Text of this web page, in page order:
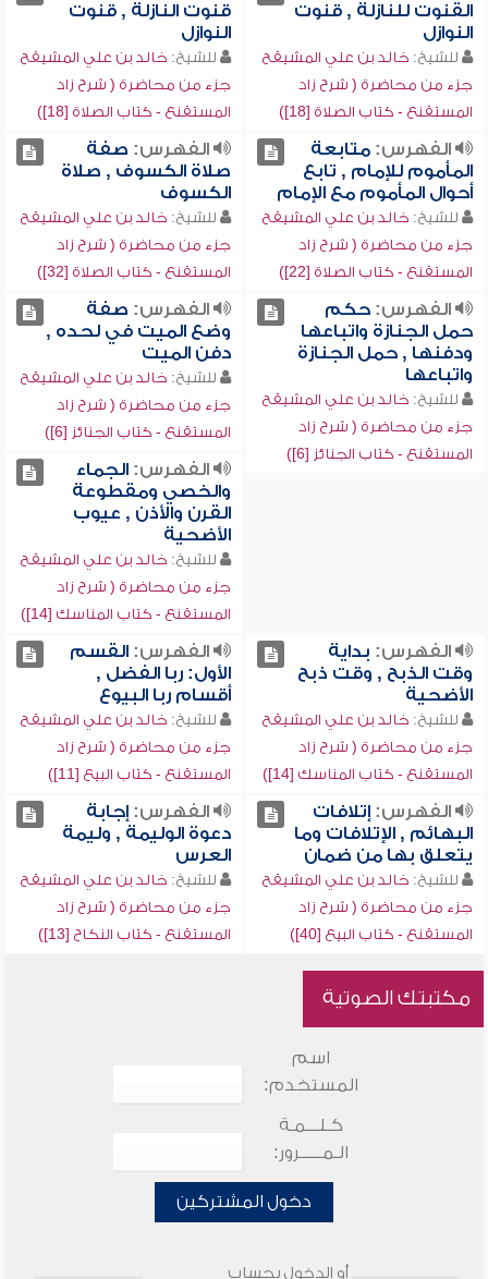
القنوت للنازلة , قنوت
النوازل
للشيخ: خالد بن علي المشيقح
جزء من محاضرة ( شرح زاد
المستقنع - كتاب الصلاة [18])
قنوت النازلة , قنوت
النوازل
للشيخ: خالد بن علي المشيقح
جزء من محاضرة ( شرح زاد
المستقنع - كتاب الصلاة [18])
الفهرس:متابعة
المأموم للإمام , تابع
أحوال المأموم مع الإمام
للشيخ: خالد بن علي المشيقح
جزء من محاضرة ( شرح زاد
المستقنع - كتاب الصلاة [22])
الفهرس: صفة
صلاة الكسوف , صلاة
الكسوف
للشيخ: خالد بن علي المشيقح
جزء من محاضرة ( شرح زاد
المستقنع - كتاب الصلاة [32])
الفهرس:حكم
حمل الجنازة واتباعها
ودفنها , حمل الجنازة
واتباعها
للشيخ: خالد بن علي المشيقح
جزء من محاضرة ( شرح زاد
المستقنع - كتاب الجنائز [6])
الفهرس: صفة
وضع الميت في لحده ,
دفن الميت
للشيخ: خالد بن علي المشيقح
جزء من محاضرة ( شرح زاد
المستقنع - كتاب الجنائز [6])
الفهرس:الجماء
والخصي ومقطوعة
القرن والأذن , عيوب
الأضحية
للشيخ: خالد بن علي المشيقح
جزء من محاضرة ( شرح زاد
المستقنع - كتاب المناسك [14])
الفهرس: بداية
وقت الذبح , وقت ذبح
الأضحية
للشيخ: خالد بن علي المشيقح
جزء من محاضرة ( شرح زاد
المستقنع - كتاب المناسك [14])
الفهرس:القسم
الأول: ربا الفضل ,
أقسام ربا البيوع
للشيخ: خالد بن علي المشيقح
جزء من محاضرة ( شرح زاد
المستقنع - كتاب البيع [11])
الفهرس:إتلافات
البهائم , الإتلافات وما
يتعلق بها من ضمان
للشيخ: خالد بن علي المشيقح
جزء من محاضرة ( شرح زاد
المستقنع - كتاب البيع [40])
الفهرس:إجابة
دعوة الوليمة , وليمة
العرس
للشيخ: خالد بن علي المشيقح
جزء من محاضرة ( شرح زاد
المستقنع - كتاب النكاح [13])
مكتبتك الصوتية
اسم
المستخدم:
كـلـــمـة
الـمـــــرور:
دخول المشتركين
أو الدخول بحساب